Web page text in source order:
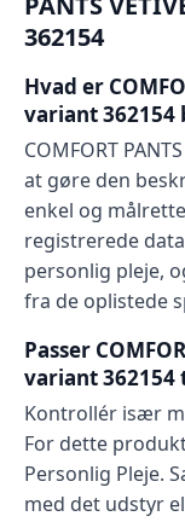
362154
Hvad er
variant 362154
COMFORT
at gøre den
enkel og
registrerede
personlig pleje,
fra de oplistede
Passer
variant 362154
Kontrollér især
For dette
Personlig Pleje.
med det udstyr